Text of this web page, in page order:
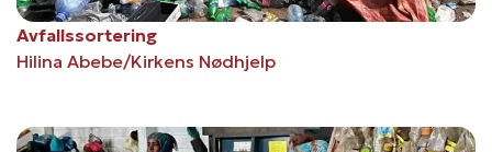
Avfallssortering
Hilina Abebe/Kirkens Nødhjelp